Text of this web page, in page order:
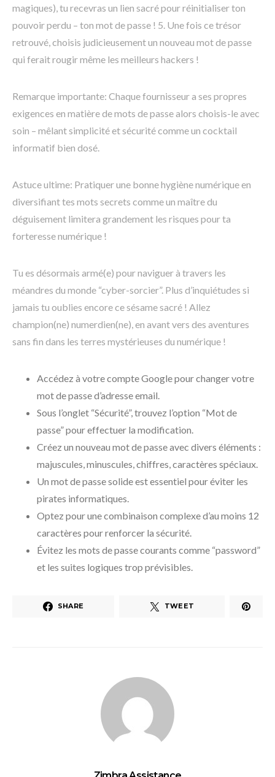
magiques), tu recevras un lien sacré pour réinitialiser ton
pouvoir perdu – ton mot de passe ! 5. Une fois ce trésor
retrouvé, choisis judicieusement un nouveau mot de passe
qui ferait rougir même les meilleurs hackers !
Remarque importante: Chaque fournisseur a ses propres
exigences en matière de mots de passe alors choisis-le avec
soin – mêlant simplicité et sécurité comme un cocktail
informatif bien dosé.
Astuce ultime: Pratiquer une bonne hygiène numérique en
diversifiant tes mots secrets comme un maître du
déguisement limitera grandement les risques pour ta
forteresse numérique !
Tu es désormais armé(e) pour naviguer à travers les
méandres du monde “cyber-sorcier”. Plus d’inquiétudes si
jamais tu oublies encore ce sésame sacré ! Allez
champion(ne) numerdien(ne), en avant vers des aventures
sans fin dans les terres mystérieuses du numérique !
Accédez à votre compte Google pour changer votre
mot de passe d’adresse email.
Sous l’onglet “Sécurité”, trouvez l’option “Mot de
passe” pour effectuer la modification.
Créez un nouveau mot de passe avec divers éléments :
majuscules, minuscules, chiffres, caractères spéciaux.
Un mot de passe solide est essentiel pour éviter les
pirates informatiques.
Optez pour une combinaison complexe d’au moins 12
caractères pour renforcer la sécurité.
Évitez les mots de passe courants comme “password”
et les suites logiques trop prévisibles.
SHARE TWEET